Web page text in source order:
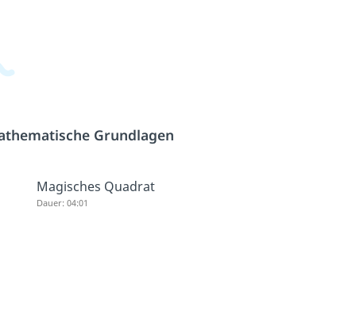
Grundlagen
Magisches Quadrat
Dauer: 04:01